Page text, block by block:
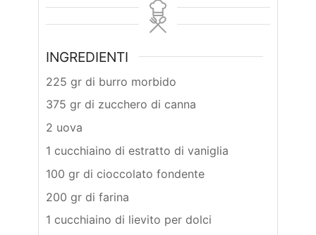
INGREDIENTI
225 gr di burro morbido
375 gr di zucchero di canna
2 uova
1 cucchiaino di estratto di vaniglia
100 gr di cioccolato fondente
200 gr di farina
1 cucchiaino di lievito per dolci